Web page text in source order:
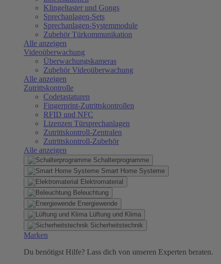
Klingeltaster und Gongs
Sprechanlagen-Sets
Sprechanlagen-Systemmodule
Zubehör Türkommunikation
Alle anzeigen
Videoüberwachung
Überwachungskameras
Zubehör Videoüberwachung
Alle anzeigen
Zutrittskontrolle
Codetastaturen
Fingerprint-Zutrittskontrollen
RFID und NFC
Lizenzen Türsprechanlagen
Zutrittskontroll-Zentralen
Zutrittskontroll-Zubehör
Alle anzeigen
Schalterprogramme
Smart Home Systeme
Elektromaterial
Beleuchtung
Energiewende
Lüftung und Klima
Sicherheitstechnik
Marken
Du benötigst Hilfe? Lass dich von unseren Experten beraten.